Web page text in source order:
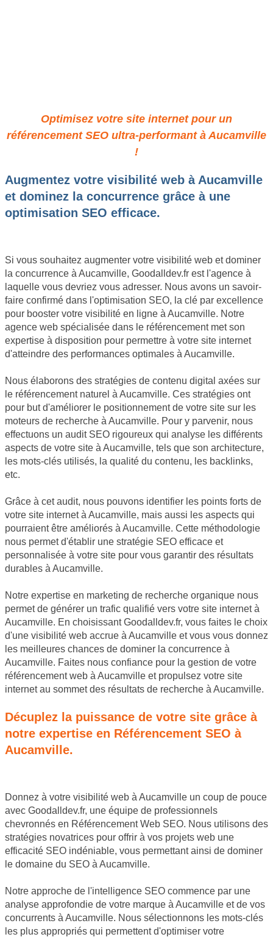
Optimisez votre site internet pour un
référencement SEO ultra-performant à Aucamville
!
Augmentez votre visibilité web à Aucamville
et dominez la concurrence grâce à une
optimisation SEO efficace.
Si vous souhaitez augmenter votre visibilité web et dominer
la concurrence à Aucamville, Goodalldev.fr est l'agence à
laquelle vous devriez vous adresser. Nous avons un savoir-
faire confirmé dans l'optimisation SEO, la clé par excellence
pour booster votre visibilité en ligne à Aucamville. Notre
agence web spécialisée dans le référencement met son
expertise à disposition pour permettre à votre site internet
d'atteindre des performances optimales à Aucamville.
Nous élaborons des stratégies de contenu digital axées sur
le référencement naturel à Aucamville. Ces stratégies ont
pour but d'améliorer le positionnement de votre site sur les
moteurs de recherche à Aucamville. Pour y parvenir, nous
effectuons un audit SEO rigoureux qui analyse les différents
aspects de votre site à Aucamville, tels que son architecture,
les mots-clés utilisés, la qualité du contenu, les backlinks,
etc.
Grâce à cet audit, nous pouvons identifier les points forts de
votre site internet à Aucamville, mais aussi les aspects qui
pourraient être améliorés à Aucamville. Cette méthodologie
nous permet d'établir une stratégie SEO efficace et
personnalisée à votre site pour vous garantir des résultats
durables à Aucamville.
Notre expertise en marketing de recherche organique nous
permet de générer un trafic qualifié vers votre site internet à
Aucamville. En choisissant Goodalldev.fr, vous faites le choix
d'une visibilité web accrue à Aucamville et vous vous donnez
les meilleures chances de dominer la concurrence à
Aucamville. Faites nous confiance pour la gestion de votre
référencement web à Aucamville et propulsez votre site
internet au sommet des résultats de recherche à Aucamville.
Décuplez la puissance de votre site grâce à
notre expertise en Référencement SEO à
Aucamville.
Donnez à votre visibilité web à Aucamville un coup de pouce
avec Goodalldev.fr, une équipe de professionnels
chevronnés en Référencement Web SEO. Nous utilisons des
stratégies novatrices pour offrir à vos projets web une
efficacité SEO indéniable, vous permettant ainsi de dominer
le domaine du SEO à Aucamville.
Notre approche de l'intelligence SEO commence par une
analyse approfondie de votre marque à Aucamville et de vos
concurrents à Aucamville. Nous sélectionnons les mots-clés
les plus appropriés qui permettent d'optimiser votre